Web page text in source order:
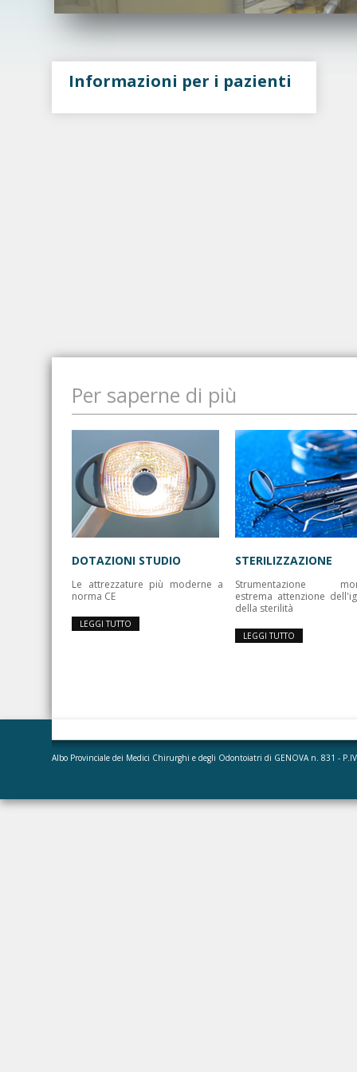
Informazioni per i pazienti
Per saperne di più
DOTAZIONI STUDIO
Le attrezzature più moderne a
norma CE
LEGGI TUTTO
STERILIZZAZIONE
Strumentazione
estrema attenzione
della sterilità
LEGGI TUTTO
Albo Provinciale dei Medici Chirurghi e degli Odontoiatri di GENOVA n. 831 -